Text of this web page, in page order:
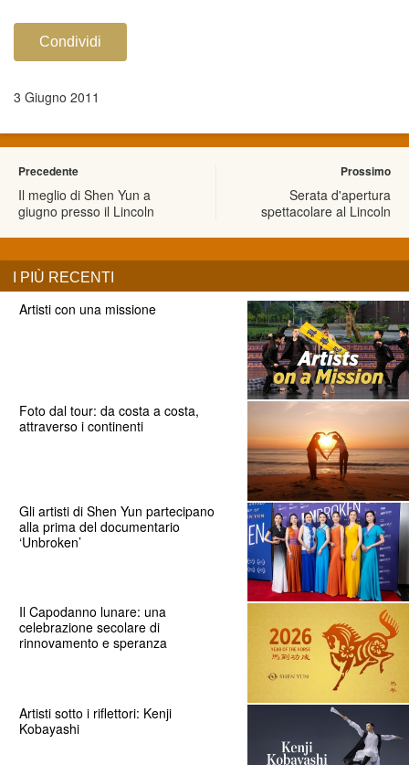
Condividi
3 Giugno 2011
Precedente
Il meglio di Shen Yun a
giugno presso il Lincoln
Prossimo
Serata d'apertura
spettacolare al Lincoln
I PIÙ RECENTI
Artisti con una missione
Foto dal tour: da costa a costa,
attraverso i continenti
Gli artisti di Shen Yun partecipano
alla prima del documentario
‘Unbroken’
Il Capodanno lunare: una
celebrazione secolare di
rinnovamento e speranza
Artisti sotto i riflettori: Kenji
Kobayashi